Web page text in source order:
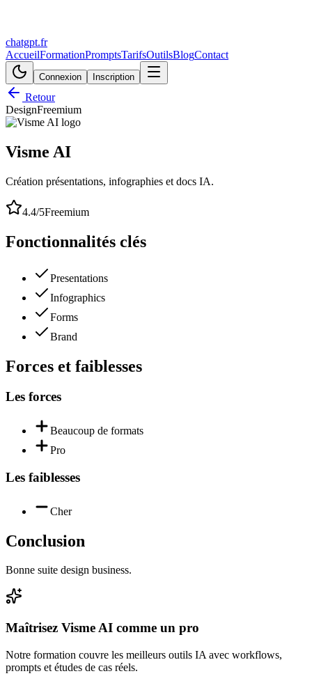
chatgpt.fr
AccueilFormationPromptsTarifsOutilsBlogContact
Connexion Inscription
Retour
DesignFreemium
Visme AI
Création présentations, infographies et docs IA.
4.4/5Freemium
Fonctionnalités clés
Presentations
Infographics
Forms
Brand
Forces et faiblesses
Les forces
Beaucoup de formats
Pro
Les faiblesses
Cher
Conclusion
Bonne suite design business.
Maîtrisez Visme AI comme un pro
Notre formation couvre les meilleurs outils IA avec workflows,
prompts et études de cas réels.